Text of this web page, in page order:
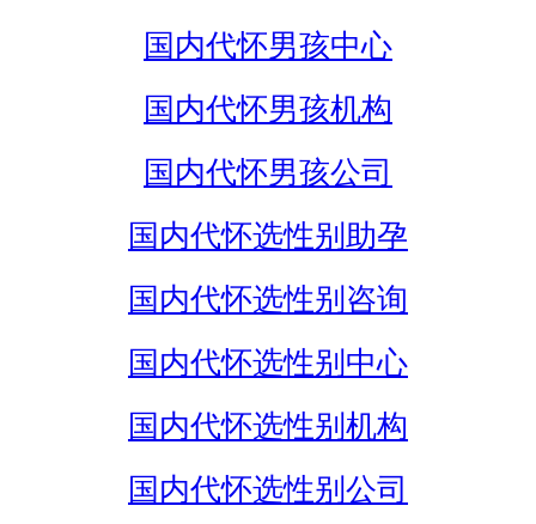
国内代怀男孩中心
国内代怀男孩机构
国内代怀男孩公司
国内代怀选性别助孕
国内代怀选性别咨询
国内代怀选性别中心
国内代怀选性别机构
国内代怀选性别公司